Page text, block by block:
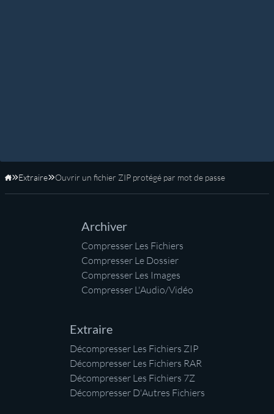
Accueil
Extraire Ouvrir un fichier ZIP protégé par mot de passe
Archiver
Compresser Les Fichiers
Compresser Le Dossier
Compresser Les Images
Compresser L'Audio/Vidéo
Extraire
Décompresser Les Fichiers ZIP
Décompresser Les Fichiers RAR
Décompresser Les Fichiers 7Z
Décompresser D'Autres Fichiers